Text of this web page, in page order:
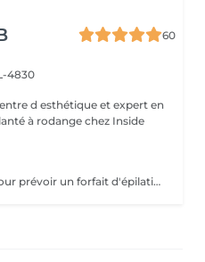
60
4830
d esthétique et expert en
à rodange chez Inside
Votre bilan est indispensable pour prévoir un forfait d'épilation par Électrolyse. Il permettra de vous expliquer comment cela fonctionne ainsi de personnaliser votre forfait en fonction de vos besoins et de votre budget. L'électrolyse est une technique d'épilation définitive sur : Poils blancs,roux,noirs Peaux blanches,noires,métissées Zones tatouées Fin de protocoles IPL Duvets fins Zones hormonales femmes Votre bilan vous sera offert lors de la souscription d'un abonnement.